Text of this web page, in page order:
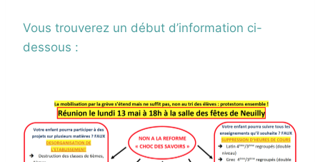
Vous trouverez un début d’information ci-
dessous :